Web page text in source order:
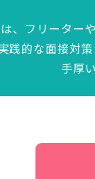
、フリーター
践的な面接対
手厚